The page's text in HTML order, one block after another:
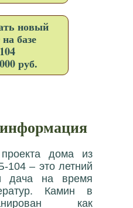
новый
базе
руб.
дома из
104 – это летний
дача на время
Камин в
как